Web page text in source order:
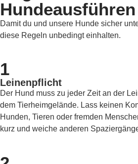
Hundeausführen
Damit du und unsere Hunde sicher
diese Regeln unbedingt einhalten.
1
Leinenpflicht
Der Hund muss zu jeder Zeit an der
dem Tierheimgelände. Lass keinen
Hunden, Tieren oder fremden
kurz und weiche anderen